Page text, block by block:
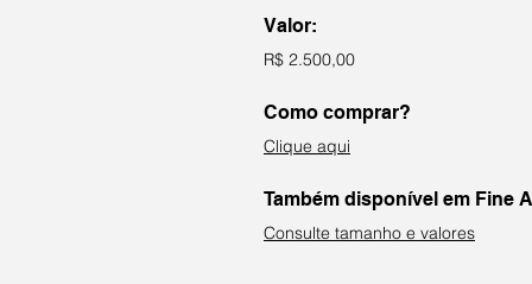
Valor:
R$ 2.500,00
Como comprar?
Clique aqui
Também disponível em Fine
Consulte tamanho e valores